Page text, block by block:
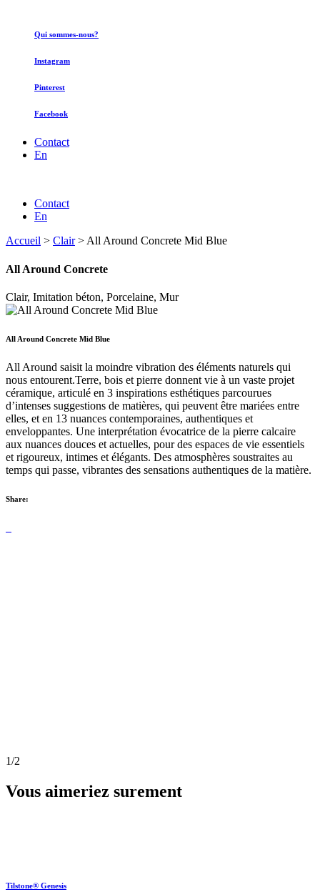
Qui sommes-nous?
Instagram
Pinterest
Facebook
Contact
En
Contact
En
Accueil > Clair> All Around Concrete Mid Blue
All Around Concrete
Clair, Imitation béton, Porcelaine, Mur
All Around Concrete Mid Blue
All Around saisit la moindre vibration des éléments naturels qui
nous entourent.Terre, bois et pierre donnent vie à un vaste projet
céramique, articulé en 3 inspirations esthétiques parcourues
d’intenses suggestions de matières, qui peuvent être mariées entre
elles, et en 13 nuances contemporaines, authentiques et
enveloppantes. Une interprétation évocatrice de la pierre calcaire
aux nuances douces et actuelles, pour des espaces de vie essentiels
et rigoureux, intimes et élégants. Des atmosphères soustraites au
temps qui passe, vibrantes des sensations authentiques de la matière.
Share:
1/2
Vous aimeriez surement
Tilstone® Genesis